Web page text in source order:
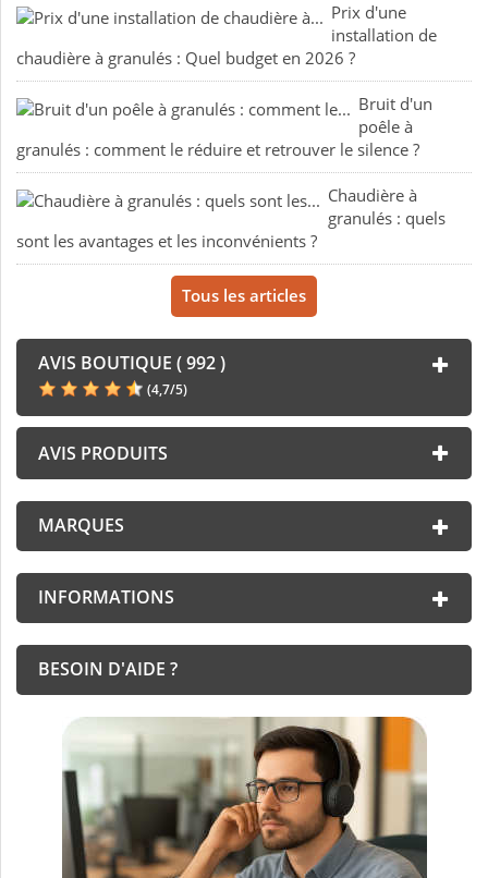
Prix d'une
installation de
chaudière à granulés : Quel budget en 2026 ?
Bruit d'un
poêle à
granulés : comment le réduire et retrouver le silence ?
Chaudière à
granulés : quels
sont les avantages et les inconvénients ?
Tous les articles
AVIS BOUTIQUE ( 992 )
(4,7/5)
AVIS PRODUITS
MARQUES
INFORMATIONS
BESOIN D'AIDE ?